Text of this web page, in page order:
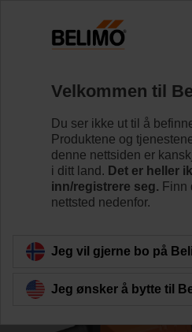
R7050R-B3/NR24A-
Lær
Tilbake til produktkategori
Velkommen til
Du ser ikke ut til å
Produktene og
denne nettsiden er
i ditt land. Det er heller
inn/registrere seg. Finn
nettsted nedenfor.
Jeg vil gjerne bo på
Jeg ønsker å bytte til